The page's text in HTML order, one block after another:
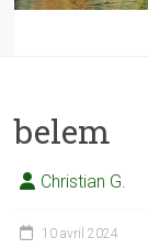
belem
Christian G.
10 avril 2024